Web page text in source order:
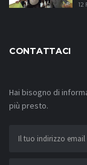
12
CONTATTACI
Hai bisogno di
più presto.